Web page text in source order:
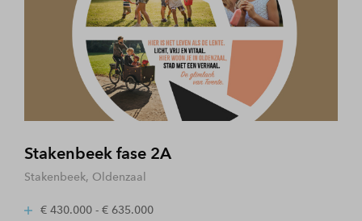
Stakenbeek fase 2A
Stakenbeek, Oldenzaal
€ 430.000 - € 635.000